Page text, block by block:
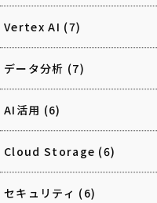
Vertex AI (7)
データ分析 (7)
AI活用 (6)
Cloud Storage (6)
セキュリティ (6)